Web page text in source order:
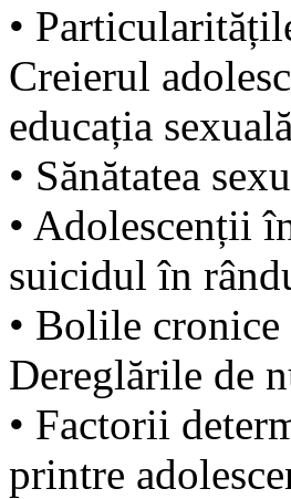
•
Creierul
educația sexuală
• Sănătatea
• Adolescenții
suicidul în
• Bolile
Dereglările de
• Factorii
printre